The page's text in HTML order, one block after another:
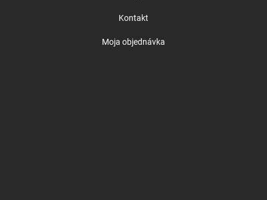
Kontakt
Moja objednávka